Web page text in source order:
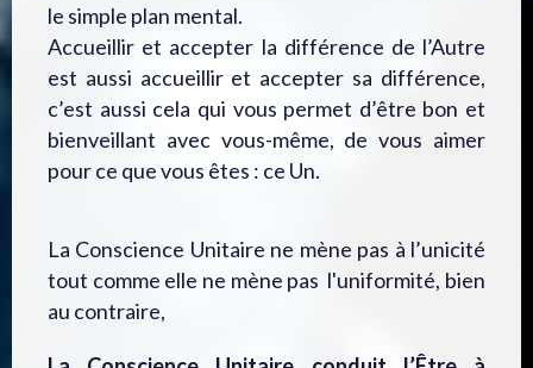
le simple plan mental.
Accueillir et accepter la différence de l’Autre
est aussi accueillir et accepter sa différence,
c’est aussi cela qui vous permet d’être bon et
bienveillant avec vous-même, de vous aimer
pour ce que vous êtes : ce Un.
La Conscience Unitaire ne mène pas à l’unicité
tout comme elle ne mène pas l'uniformité, bien
au contraire,